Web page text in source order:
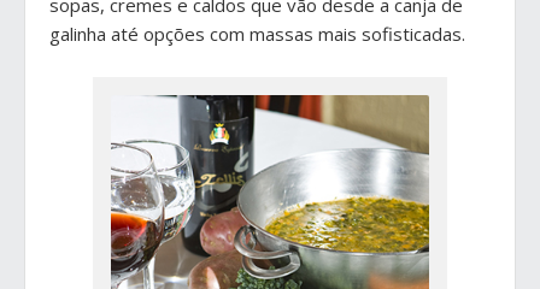
sopas, cremes e caldos que vão desde a canja de
galinha até opções com massas mais sofisticadas.